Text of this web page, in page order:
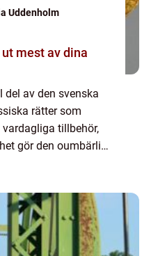
Uddenholm
del av den svenska
rätter som
tillbehör,
gör den oumbärlig